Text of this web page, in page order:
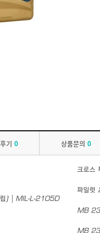
기 0 상품문의 0